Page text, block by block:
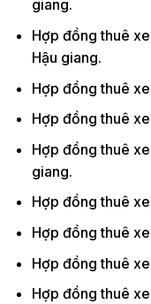
giang.
Hợp đồng thuê
Hậu giang.
Hợp đồng thuê
Hợp đồng thuê
Hợp đồng thuê
giang.
Hợp đồng thuê
Hợp đồng thuê
Hợp đồng thuê
Hợp đồng thuê